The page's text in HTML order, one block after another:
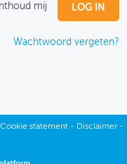
mij
Wachtwoord vergeten?
Cookie statement- Disclaimer-